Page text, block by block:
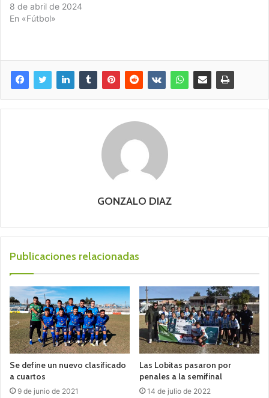
8 de abril de 2024
En «Fútbol»
GONZALO DIAZ
Publicaciones relacionadas
Se define un nuevo clasificado
a cuartos
9 de junio de 2021
Las Lobitas pasaron por
penales a la semifinal
14 de julio de 2022